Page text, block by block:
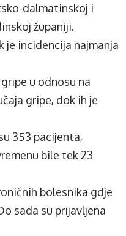
dalmatinskoj i
županiji.
je incidencija najmanja
u odnosu na
gripe, dok ih je
353 pacijenta,
bile tek 23
bolesnika gdje
sada su prijavljena